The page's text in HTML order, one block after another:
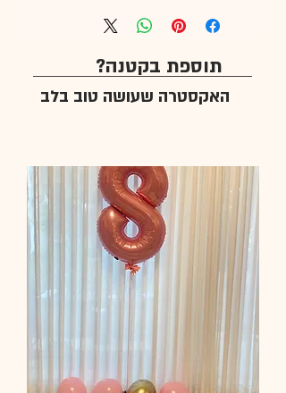
תוספת בקטנה?
האקסטרה שעושה טוב בלב